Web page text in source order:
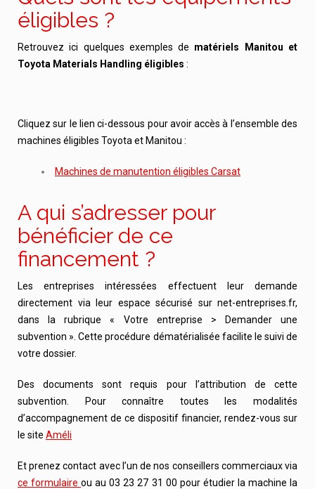
éligibles ?
Retrouvez ici quelques exemples de matériels Manitou et
Toyota Materials Handling éligibles :
Cliquez sur le lien ci-dessous pour avoir accès à l’ensemble des
machines éligibles Toyota et Manitou :
Machines de manutention éligibles Carsat
A qui s’adresser pour
bénéficier de ce
financement ?
Les entreprises intéressées effectuent leur demande
directement via leur espace sécurisé sur net-entreprises.fr,
dans la rubrique « Votre entreprise > Demander une
subvention ». Cette procédure dématérialisée facilite le suivi de
votre dossier.
Des documents sont requis pour l’attribution de cette
subvention. Pour connaître toutes les modalités
d’accompagnement de ce dispositif financier, rendez-vous sur
le site Améli
Et prenez contact avec l’un de nos conseillers commerciaux via
ce formulaireou au 03 23 27 31 00 pour étudier la machine la